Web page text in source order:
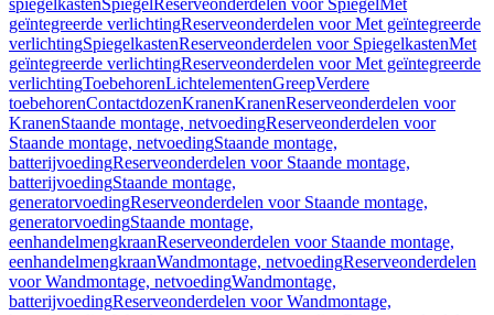
spiegelkastenSpiegelReserveonderdelen voor SpiegelMet
geïntegreerde verlichtingReserveonderdelen voor Met geïntegreerde
verlichtingSpiegelkastenReserveonderdelen voor SpiegelkastenMet
geïntegreerde verlichtingReserveonderdelen voor Met geïntegreerde
verlichtingToebehorenLichtelementenGreepVerdere
toebehorenContactdozenKranenKranenReserveonderdelen voor
KranenStaande montage, netvoedingReserveonderdelen voor
Staande montage, netvoedingStaande montage,
batterijvoedingReserveonderdelen voor Staande montage,
batterijvoedingStaande montage,
generatorvoedingReserveonderdelen voor Staande montage,
generatorvoedingStaande montage,
eenhandelmengkraanReserveonderdelen voor Staande montage,
eenhandelmengkraanWandmontage, netvoedingReserveonderdelen
voor Wandmontage, netvoedingWandmontage,
batterijvoedingReserveonderdelen voor Wandmontage,